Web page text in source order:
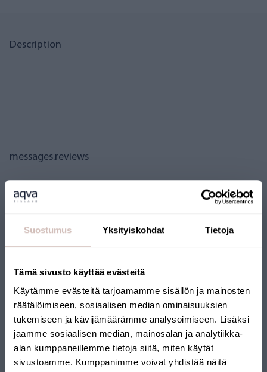
Suostumus Yksityiskohdat Tietoja
Tämä sivusto käyttää evästeitä
Käytämme evästeitä tarjoamamme sisällön ja mainosten
räätälöimiseen, sosiaalisen median ominaisuuksien
tukemiseen ja kävijämäärämme analysoimiseen. Lisäksi
jaamme sosiaalisen median, mainosalan ja analytiikka-
alan kumppaneillemme tietoja siitä, miten käytät
sivustoamme. Kumppanimme voivat yhdistää näitä
Description
messages.reviews
Questions
BOUTIQUE EN LIGNE
FINLANDAISE